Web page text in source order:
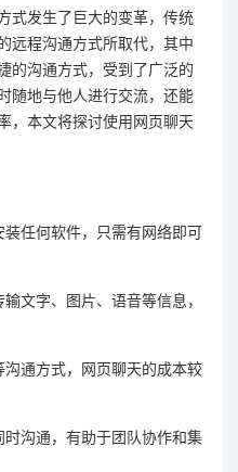
式发生了巨大的变革，传统
远程沟通方式所取代，其中
的沟通方式，受到了广泛的
随地与他人进行交流，还能
，本文将探讨使用网页聊天
任何软件，只需有网络即可
文字、图片、语音等信息，
通方式，网页聊天的成本较
沟通，有助于团队协作和集